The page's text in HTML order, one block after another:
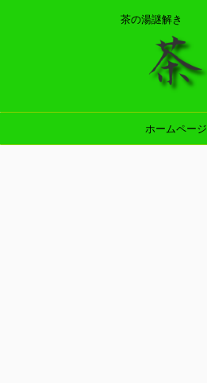
茶の湯謎解き
ホームページ